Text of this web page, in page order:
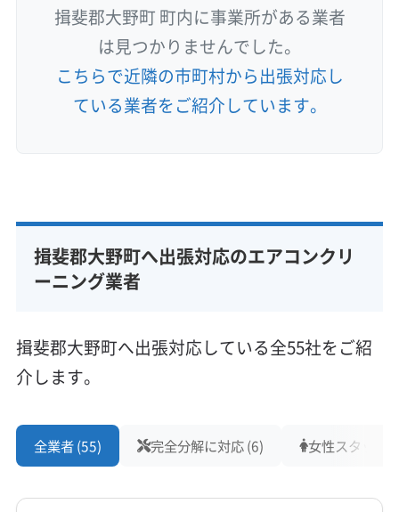
揖斐郡大野町 町内に事業所がある業者
は見つかりませんでした。
こちらで近隣の市町村から出張対応し
ている業者をご紹介しています。
揖斐郡大野町へ出張対応のエアコンクリ
ーニング業者
揖斐郡大野町へ出張対応している全55社をご紹
介します。
全業者 (55) 完全分解に対応 (6) 女性スタッフ